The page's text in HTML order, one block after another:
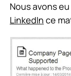
Nous avons
LinkedIn ce